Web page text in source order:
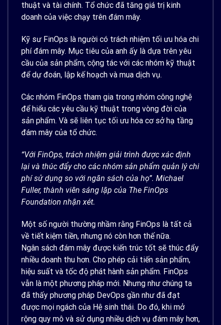
thuật và tài chính. Tổ chức đã tăng giá trị kinh
doanh của việc chạy trên đám mây.
Kỹ sư FinOps là người có trách nhiệm tối ưu hóa chi
phí đám mây. Mục tiêu của anh ấy là dựa trên yêu
cầu của sản phẩm, cộng tác với các nhóm kỹ thuật
để dự đoán, lập kế hoạch và mua dịch vụ.
Các nhóm FinOps tham gia trong nhóm công nghệ
để hiểu các yêu cầu kỹ thuật trong vòng đời của
sản phẩm. Và sẽ liên tục tối ưu hóa cơ sở hạ tầng
đám mây của tổ chức.
“Với FinOps, trách nhiệm giải trình được xác định
lại và thúc đẩycho các nhóm sản phẩm quản lý chi
phí sử dụng so với ngân sách của họ”. Michael
Fuller, thành viên sáng lập của The FinOps
Foundation nhận xét.
Một số người thường nhầm rằng FinOps là tất cả
về tiết kiệm tiền, nhưng nó còn hơn thế nữa.
Ngân sách đám mây được kiến ​​trúc tốt sẽ thúc đẩy
nhiều doanh thu hơn. Cho phép cải tiến sản phẩm,
hiệu suất và tốc độ phát hành sản phẩm. FinOps
vẫn là một phương pháp mới. Nhưng như chúng ta
đã thấy phương pháp DevOps gần như đã đạt
được mọi ngách của Hệ sinh thái. Do đó, khi mở
rộng quy mô và sử dụng nhiều dịch vụ đám mây hơn,